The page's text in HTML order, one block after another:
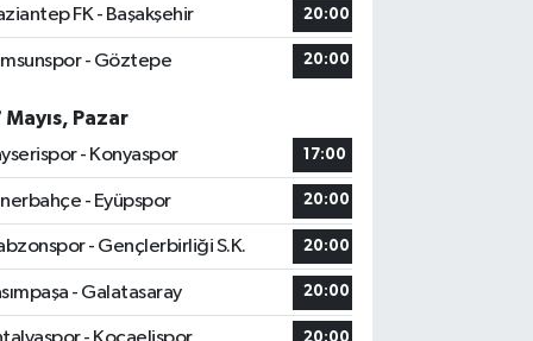
FK - Başakşehir 20:00
- Göztepe 20:00
Mayıs, Pazar
- Konyaspor
17:00
- Eyüpspor 20:00
- Gençlerbirliği S.K. 20:00
- Galatasaray 20:00
20:00